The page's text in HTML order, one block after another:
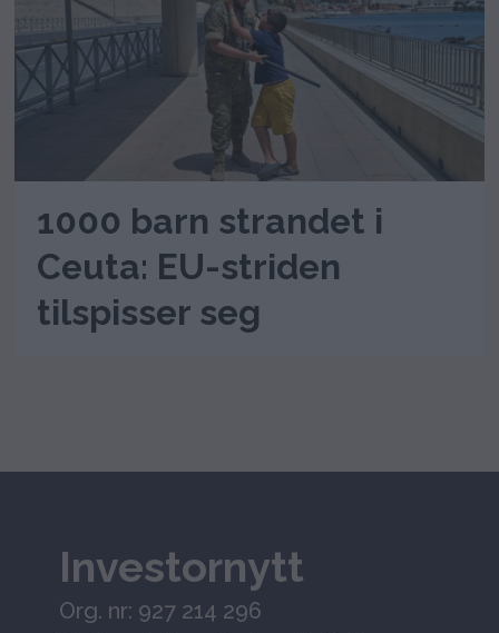
1000 barn strandet i
Ceuta: EU-striden
tilspisser seg
Investornytt
Org. nr: 927 214 296